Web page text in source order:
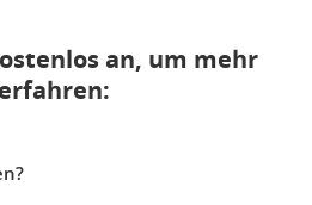
an, um mehr